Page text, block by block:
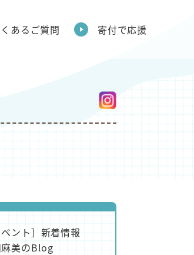
あるご質問 寄付で応援
ント］新着情報
美のBlog